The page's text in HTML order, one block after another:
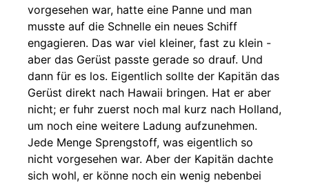
vorgesehen war, hatte eine Panne und man
musste auf die Schnelle ein neues Schiff
engagieren. Das war viel kleiner, fast zu klein -
aber das Gerüst passte gerade so drauf. Und
dann für es los. Eigentlich sollte der Kapitän das
Gerüst direkt nach Hawaii bringen. Hat er aber
nicht; er fuhr zuerst noch mal kurz nach Holland,
um noch eine weitere Ladung aufzunehmen.
Jede Menge Sprengstoff, was eigentlich so
nicht vorgesehen war. Aber der Kapitän dachte
sich wohl, er könne noch ein wenig nebenbei